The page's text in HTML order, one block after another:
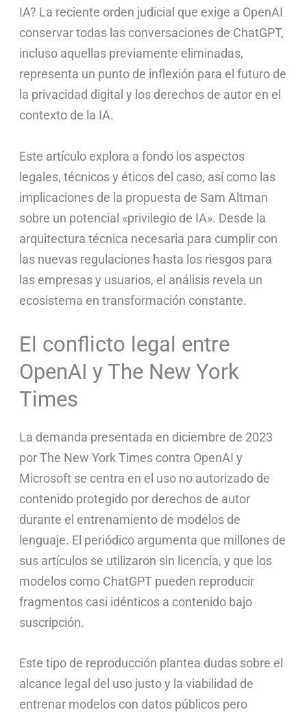
IA? La reciente orden judicial que exige a OpenAI
conservar todas las conversaciones de ChatGPT,
incluso aquellas previamente eliminadas,
representa un punto de inflexión para el futuro de
la privacidad digital y los derechos de autor en el
contexto de la IA.
Este artículo explora a fondo los aspectos
legales, técnicos y éticos del caso, así como las
implicaciones de la propuesta de Sam Altman
sobre un potencial «privilegio de IA». Desde la
arquitectura técnica necesaria para cumplir con
las nuevas regulaciones hasta los riesgos para
las empresas y usuarios, el análisis revela un
ecosistema en transformación constante.
El conflicto legal entre
OpenAI y The New York
Times
La demanda presentada en diciembre de 2023
por The New York Times contra OpenAI y
Microsoft se centra en el uso no autorizado de
contenido protegido por derechos de autor
durante el entrenamiento de modelos de
lenguaje. El periódico argumenta que millones de
sus artículos se utilizaron sin licencia, y que los
modelos como ChatGPT pueden reproducir
fragmentos casi idénticos a contenido bajo
suscripción.
Este tipo de reproducción plantea dudas sobre el
alcance legal del uso justo y la viabilidad de
entrenar modelos con datos públicos pero